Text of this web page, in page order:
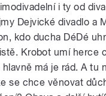
i ty od
Dejvické divadlo a
kdo ducha DéDé
Krobot umí herce
má je rád. A tu
se chce věnovat